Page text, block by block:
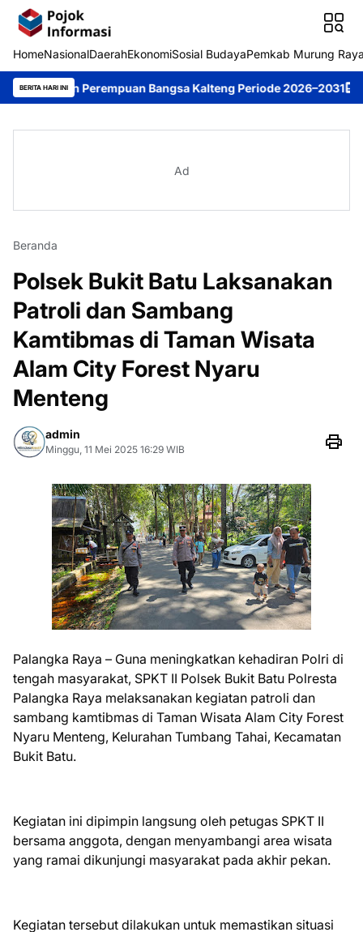
HomeNasionalDaerahEkonomiSosial BudayaPemkab Murung
BERITA HARI INI
Perempuan Bangsa Kalteng Periode 2026–2031 DPRD
Ad
Beranda
Polsek Bukit Batu Laksanakan
Patroli dan Sambang
Kamtibmas di Taman Wisata
Alam City Forest Nyaru
Menteng
admin
Minggu, 11 Mei 2025 16:29 WIB
Palangka Raya – Guna meningkatkan kehadiran Polri di
tengah masyarakat, SPKT II Polsek Bukit Batu Polresta
Palangka Raya melaksanakan kegiatan patroli dan
sambang kamtibmas di Taman Wisata Alam City Forest
Nyaru Menteng, Kelurahan Tumbang Tahai, Kecamatan
Bukit Batu.
Kegiatan ini dipimpin langsung oleh petugas SPKT II
bersama anggota, dengan menyambangi area wisata
yang ramai dikunjungi masyarakat pada akhir pekan.
Kegiatan tersebut dilakukan untuk memastikan situasi